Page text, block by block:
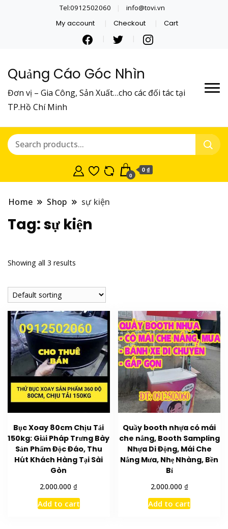
Tel:0912502060 info@tovi.vn
My account Checkout Cart
Quảng Cáo Góc Nhìn
Đơn vị – Gia Công, Sản Xuất…cho các đối tác tại
TP.Hồ Chí Minh
0
0 ₫
Home Shop sự kiện
Tag:sự kiện
Showing all 3 results
Bục Xoay 80cm Chịu Tải
150kg: Giải Pháp Trưng Bày
Sản Phẩm Độc Đáo, Thu
Hút Khách Hàng Tại Sài
Gòn
2.000.000 ₫
Add to cart
Quầy booth nhựa có mái
che nắng, Booth Sampling
Nhựa Di Động, Mái Che
Nắng Mưa, Nhẹ Nhàng, Bền
Bỉ
2.000.000 ₫
Add to cart